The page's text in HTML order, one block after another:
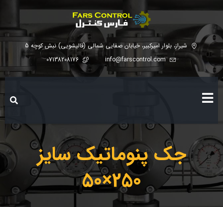
شیراز، بلوار امیرکبیر، خیابان صفایی شمالی (قالیشویی) نبش کوچه 5
info@farscontrol.com
07138208176
جک پنوماتیک سایز
250×50